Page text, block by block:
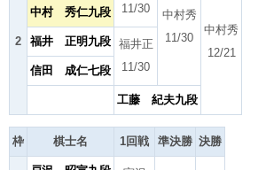
2
11/30
中村秀
11/30
中村秀
12/21
中村 秀仁九段
福井 正明九段 福井正
11/30
信田 成仁七段
工藤 紀夫九段
枠 棋士名 1回戦 準決勝 決勝